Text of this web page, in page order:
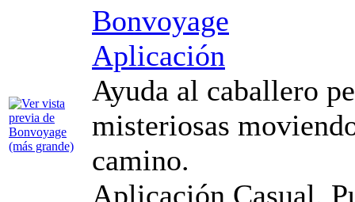
Bonvoyage
Aplicación
Ayuda al caballero
misteriosas
camino.
Aplicación Casual,